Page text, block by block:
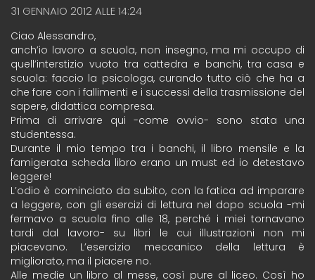
31 GENNAIO 2012 ALLE 14:24
Ciao Alessandro,
anch’io lavoro a scuola, non insegno, ma mi occupo di
quell’interstizio vuoto tra cattedra e banchi, tra casa e
scuola: faccio la psicologa, curando tutto ciò che ha a
che fare con i fallimenti e i successi della trasmissione del
sapere, didattica compresa.
Prima di arrivare qui -come ovvio- sono stata una
studentessa.
Durante il mio tempo tra i banchi, il libro mensile e la
famigerata scheda libro erano un must ed io detestavo
leggere!
L’odio è cominciato da subito, con la fatica ad imparare
a leggere, con gli esercizi di lettura nel dopo scuola -mi
fermavo a scuola fino alle 18, perché i miei tornavano
tardi dal lavoro- su libri le cui illustrazioni non mi
piacevano. L’esercizio meccanico della lettura è
migliorato, ma il piacere no.
Alle medie un libro al mese, così pure al liceo. Così ho